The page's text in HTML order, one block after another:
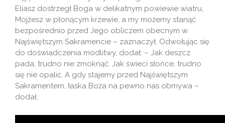
Eliasz dostrzegł Boga w delikatnym powiewie wiatru,
Mojżesz w płonącym krzewie, a my możemy stanąć
bezpośrednio przed Jego obliczem obecnym w
Najświętszym Sakramencie – zaznaczył. Odwołując się
do doświadczenia modlitwy, dodał: – Jak deszcz
pada, trudno nie zmoknąć. Jak świeci słońce, trudno
się nie opalić. A gdy stajemy przed Najświętszym
Sakramentem, łaska Boża na pewno nas obmywa –
dodał.